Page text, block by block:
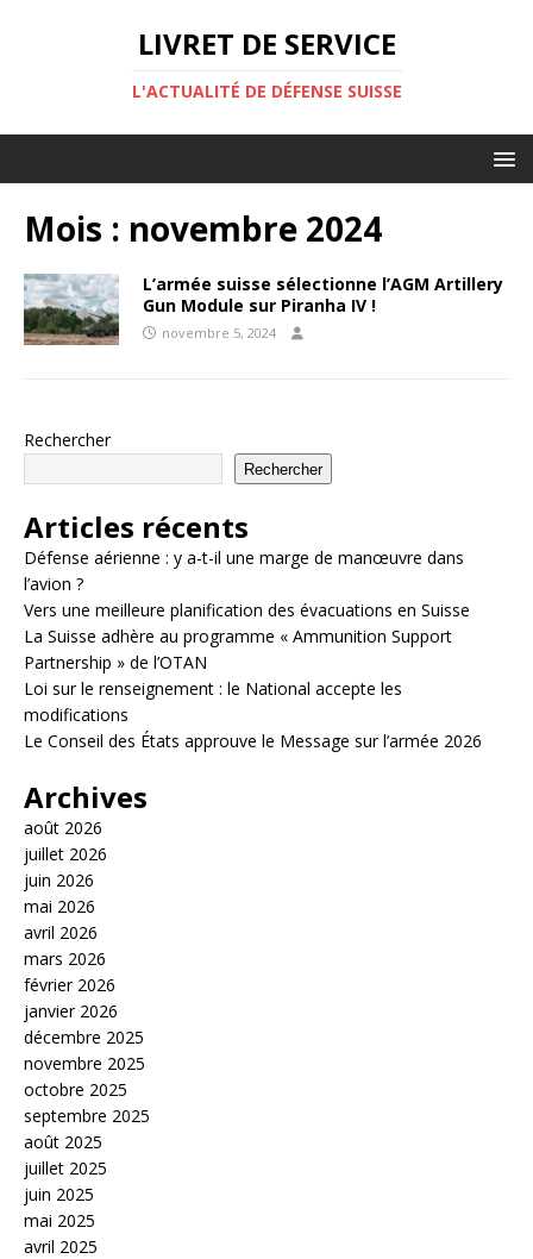
LIVRET DE SERVICE
L'ACTUALITÉ DE DÉFENSE SUISSE
Mois : novembre 2024
L’armée suisse sélectionne l’AGM Artillery
Gun Module sur Piranha IV !
novembre 5, 2024
Rechercher
Rechercher
Articles récents
Défense aérienne : y a-t-il une marge de manœuvre dans
l’avion ?
Vers une meilleure planification des évacuations en Suisse
La Suisse adhère au programme « Ammunition Support
Partnership » de l’OTAN
Loi sur le renseignement : le National accepte les
modifications
Le Conseil des États approuve le Message sur l’armée 2026
Archives
août 2026
juillet 2026
juin 2026
mai 2026
avril 2026
mars 2026
février 2026
janvier 2026
décembre 2025
novembre 2025
octobre 2025
septembre 2025
août 2025
juillet 2025
juin 2025
mai 2025
avril 2025